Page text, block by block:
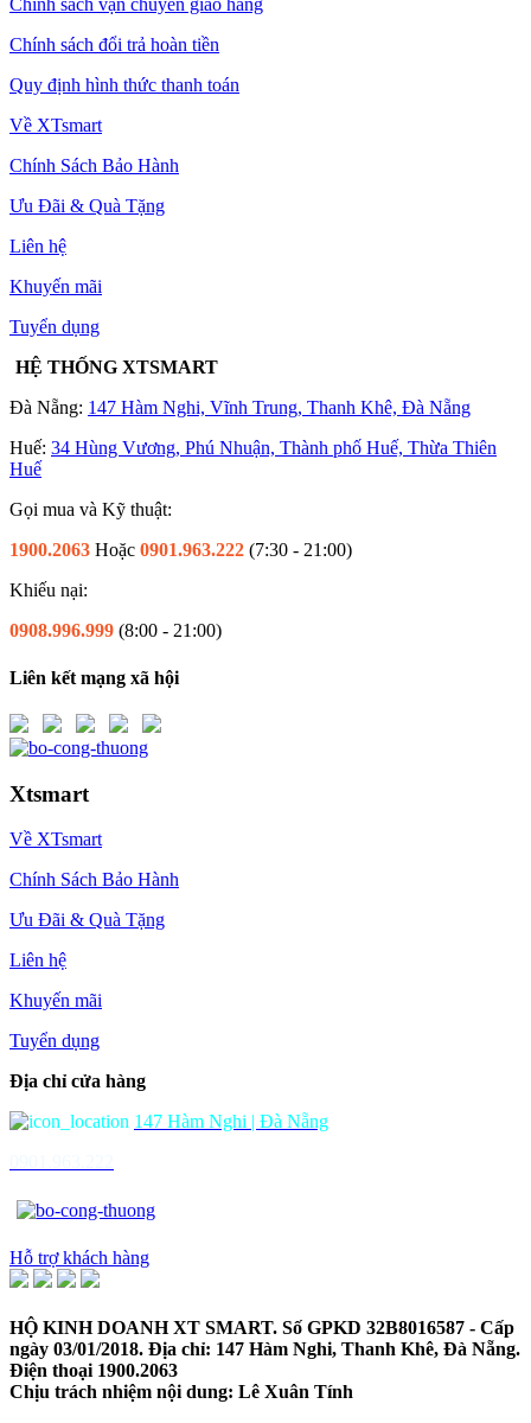
Chính sách vận chuyển giao hàng
Chính sách đổi trả hoàn tiền
Quy định hình thức thanh toán
Về XTsmart
Chính Sách Bảo Hành
Ưu Đãi & Quà Tặng
Liên hệ
Khuyến mãi
Tuyển dụng
HỆ THỐNG XTSMART
Đà Nẵng: 147 Hàm Nghi, Vĩnh Trung, Thanh Khê, Đà Nẵng
Huế: 34 Hùng Vương, Phú Nhuận, Thành phố Huế, Thừa Thiên
Huế
Gọi mua và Kỹ thuật:
1900.2063 Hoặc 0901.963.222 (7:30 - 21:00)
Khiếu nại:
0908.996.999 (8:00 - 21:00)
Liên kết mạng xã hội
Xtsmart
Về XTsmart
Chính Sách Bảo Hành
Ưu Đãi & Quà Tặng
Liên hệ
Khuyến mãi
Tuyển dụng
Địa chỉ cửa hàng
147 Hàm Nghi | Đà Nẵng
Hỗ trợ khách hàng
HỘ KINH DOANH XT SMART. Số GPKD 32B8016587 - Cấp
ngày 03/01/2018. Địa chỉ: 147 Hàm Nghi, Thanh Khê, Đà Nẵng.
Điện thoại 1900.2063
Chịu trách nhiệm nội dung: Lê Xuân Tính